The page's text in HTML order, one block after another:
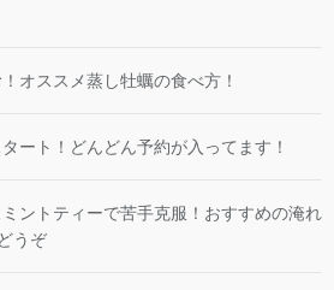
オススメ蒸し牡蠣の食べ方！
ート！どんどん予約が入ってます！
ントティーで苦手克服！おすすめの淹れ
うぞ